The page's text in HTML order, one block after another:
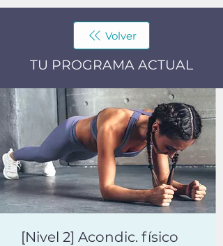
Volver
TU PROGRAMA ACTUAL
[Nivel 2] Acondic. físico